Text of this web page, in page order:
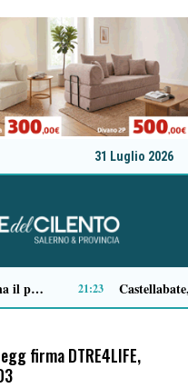
31 Luglio 2026
14:49
firma DTRE4LIFE,